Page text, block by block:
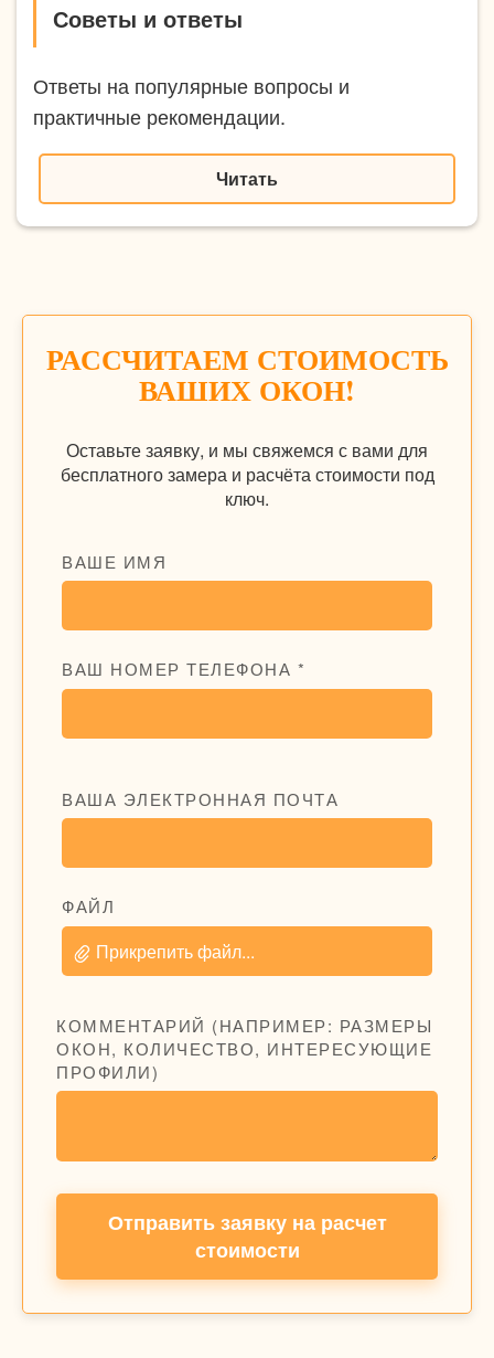
Советы и ответы
Ответы на популярные вопросы и
практичные рекомендации.
Читать
РАССЧИТАЕМ СТОИМОСТЬ
ВАШИХ ОКОН!
Оставьте заявку, и мы свяжемся с вами для
бесплатного замера и расчёта стоимости под
ключ.
ВАШЕ ИМЯ
ВАШ НОМЕР ТЕЛЕФОНА *
ВАША ЭЛЕКТРОННАЯ ПОЧТА
ФАЙЛ
Прикрепить файл...
КОММЕНТАРИЙ (НАПРИМЕР: РАЗМЕРЫ
ОКОН, КОЛИЧЕСТВО, ИНТЕРЕСУЮЩИЕ
ПРОФИЛИ)
Отправить заявку на расчет
стоимости